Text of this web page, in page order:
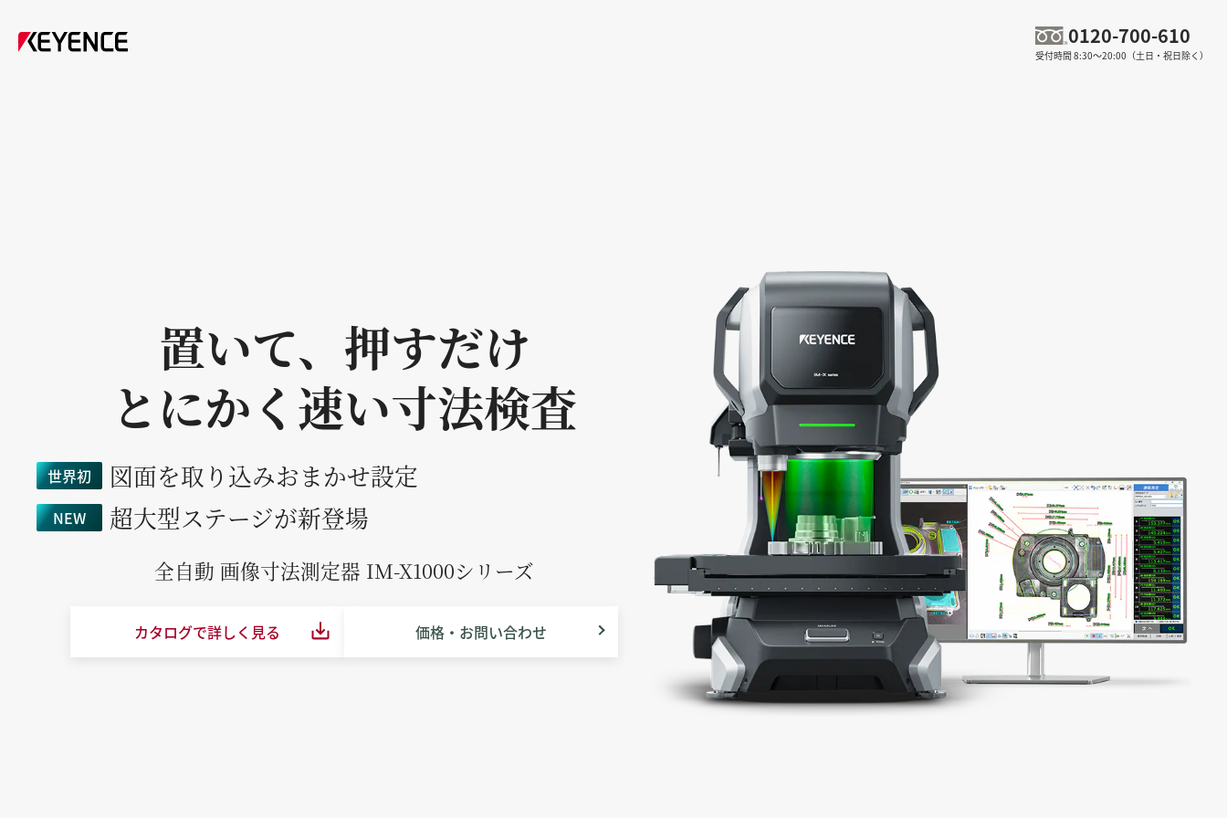
0120-700-610
受付時間 8:30～20:00（土日・祝日除く）
置いて、押すだけ
とにかく速い寸法検査
世界初 図面を取り込みおまかせ設定
NEW 超大型ステージが新登場
全自動 画像寸法測定器 IM-X1000シリーズ
カタログで詳しく見る 価格・お問い合わせ